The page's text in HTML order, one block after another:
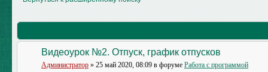
Видеоурок №2. Отпуск, график отпусков
Администратор » 25 май 2020, 08:09 в форуме Работа с программой